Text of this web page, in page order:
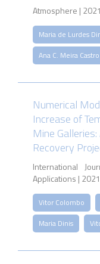
Atmosphere | 2021
Maria de Lurdes
Ana C. Meira Castro
Numerical
Increase of
Mine
Recovery
International
Applications | 2021
Vitor Colombo
Maria Dinis